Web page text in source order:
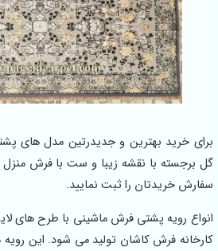
گل برجسته با نقشه زیبا و ست با فرش
سفارش خریدتان را ثبت نمایید.
انواع رویه پشتی فرش ماشینی با طرح های
کارخانه فرش کاشان تولید می شود. این